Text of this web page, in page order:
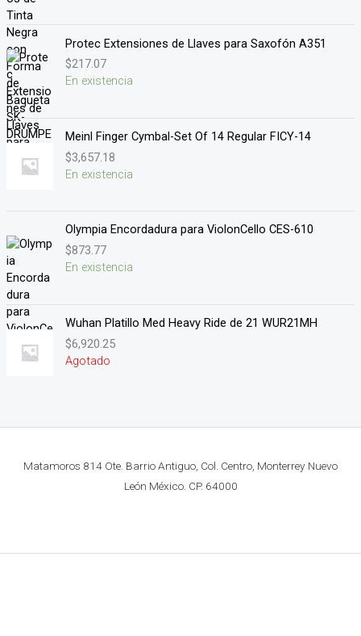
Protec Extensiones de Llaves para Saxofón A351
$217.07
En existencia
Meinl Finger Cymbal-Set Of 14 Regular FICY-14
$3,657.18
En existencia
Olympia Encordadura para ViolonCello CES-610
$873.77
En existencia
Wuhan Platillo Med Heavy Ride de 21 WUR21MH
$6,920.25
Agotado
Matamoros 814 Ote. Barrio Antiguo, Col. Centro, Monterrey Nuevo
León México. CP. 64000